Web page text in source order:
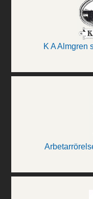
K A Almgren